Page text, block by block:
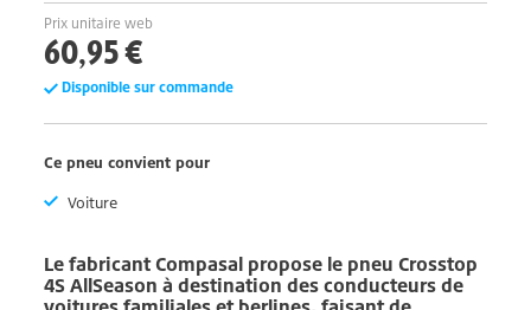
Prix unitaire web
60,95 €
Disponible sur commande
Ce pneu convient pour
Voiture
Le fabricantCompasal propose le pneuCrosstop
4S AllSeason à destination des conducteurs de